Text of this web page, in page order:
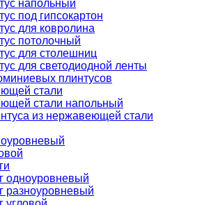
напольный
под гипсокартон
для ковролина
потолочный
для столешниц
для светодиодной ленты
плинтусов
стали
стали напольный
из нержавеющей стали
одноуровневый
разноуровневый